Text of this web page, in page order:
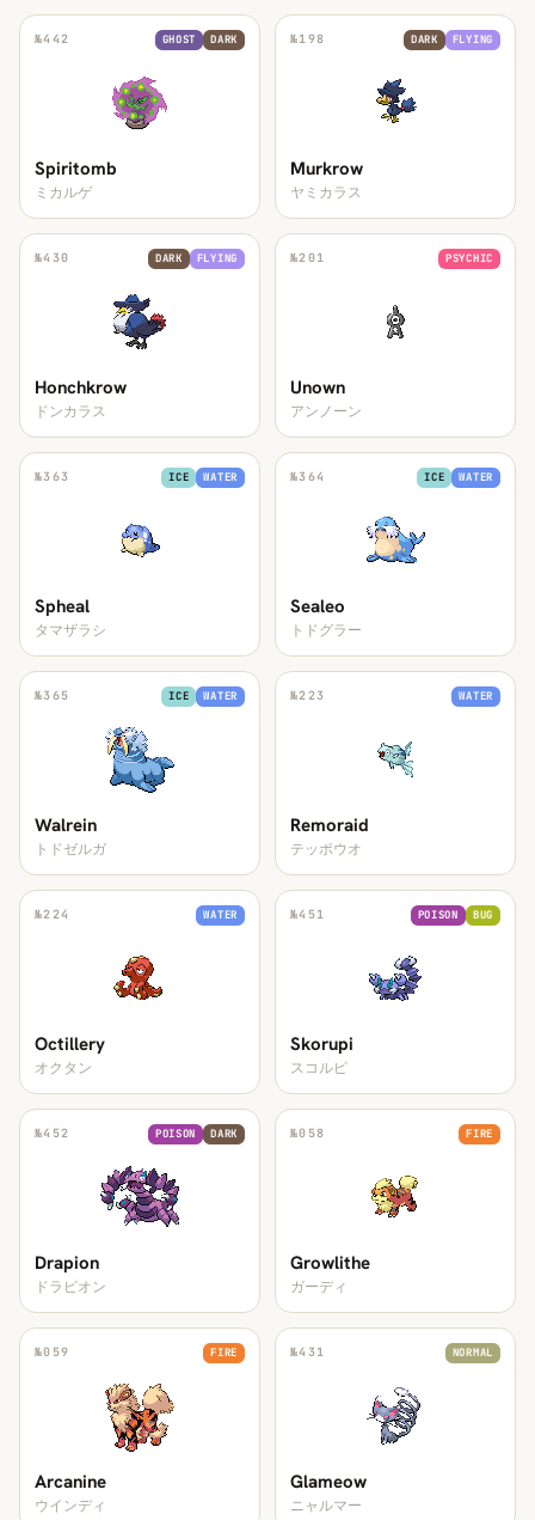
№442 GHOST DARK
Spiritomb
ミカルゲ
№198 DARK FLYING
Murkrow
ヤミカラス
№430 DARK FLYING
Honchkrow
ドンカラス
№201 PSYCHIC
Unown
アンノーン
№363 ICE WATER
Spheal
タマザラシ
№364 ICE WATER
Sealeo
トドグラー
№365 ICE WATER
Walrein
トドゼルガ
№223 WATER
Remoraid
テッポウオ
№224 WATER
Octillery
オクタン
№451 POISON BUG
Skorupi
スコルピ
№452 POISON DARK
Drapion
ドラピオン
№058 FIRE
Growlithe
ガーディ
№059 FIRE
Arcanine
ウインディ
№431 NORMAL
Glameow
ニャルマー